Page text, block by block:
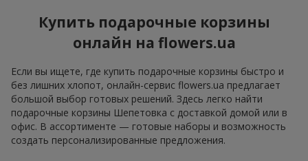
Купить подарочные корзины
онлайн на flowers.ua
Если вы ищете, где купить подарочные корзины быстро и
без лишних хлопот, онлайн-сервис flowers.ua предлагает
большой выбор готовых решений. Здесь легко найти
подарочные корзины Шепетовка с доставкой домой или в
офис. В ассортименте — готовые наборы и возможность
создать персонализированные предложения.